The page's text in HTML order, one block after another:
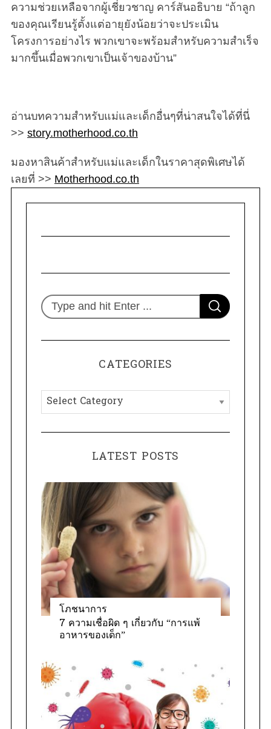
ความช่วยเหลือจากผู้เชี่ยวชาญ คาร์สันอธิบาย “ถ้าลูก
ของคุณเรียนรู้ตั้งแต่อายุยังน้อยว่าจะประเมิน
โครงการอย่างไร พวกเขาจะพร้อมสำหรับความสำเร็จ
มากขึ้นเมื่อพวกเขาเป็นเจ้าของบ้าน”
อ่านบทความสำหรับแม่และเด็กอื่นๆที่น่าสนใจได้ที่นี่
>> story.motherhood.co.th
มองหาสินค้าสำหรับแม่และเด็กในราคาสุดพิเศษได้
เลยที่ >> Motherhood.co.th
S
e
r
S
E
C
CATEGORIES
C
a
t
o
r
i
e
s
LATEST POSTS
โภชนาการ
7 ความเชื่อผิด ๆ เกี่ยวกับ “การแพ้
อาหารของเด็ก”